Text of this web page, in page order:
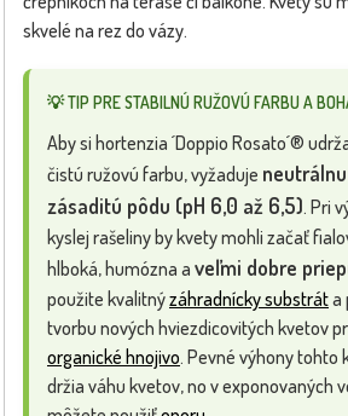
skvelé na rez do vázy.
💡 TIP PRE STABILNÚ RUŽOVÚ FARBU A
Aby si hortenzia ´Doppio Rosato´®
čistú ružovú farbu, vyžaduje
zásaditú pôdu (pH 6,0 až 6,5). Pri
kyslej rašeliny by kvety mohli začať
hlboká, humózna a veľmi dobre
použite kvalitnýzáhradnícky substráta
tvorbu nových hviezdicovitých kvetov
organické hnojivo. Pevné výhony tohto
držia váhu kvetov, no v exponovaných